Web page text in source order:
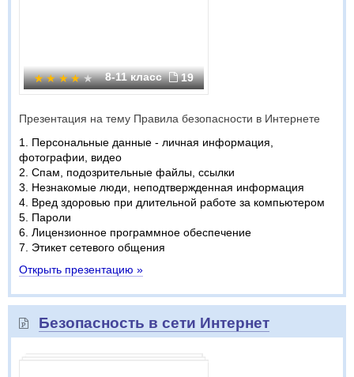
8-11 класс 19
Презентация на тему Правила безопасности в Интернете
1. Персональные данные - личная информация,
фотографии, видео
2. Спам, подозрительные файлы, ссылки
3. Незнакомые люди, неподтвержденная информация
4. Вред здоровью при длительной работе за компьютером
5. Пароли
6. Лицензионное программное обеспечение
7. Этикет сетевого общения
Открыть презентацию »
Безопасность в сети Интернет